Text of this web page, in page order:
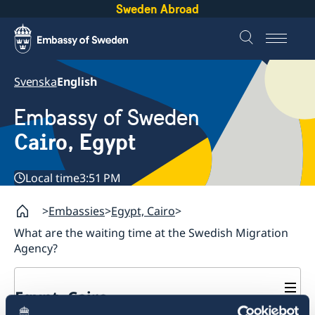
Sweden Abroad
SvenskaEnglish
Embassy of Sweden
Cairo, Egypt
Local time3:51 PM
Embassies Egypt, Cairo
What are the waiting time at the Swedish Migration
Agency?
Egypt, Cairo